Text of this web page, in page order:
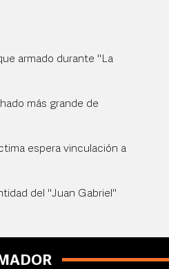
armado durante "La
más grande de
espera vinculación a
del "Juan Gabriel"